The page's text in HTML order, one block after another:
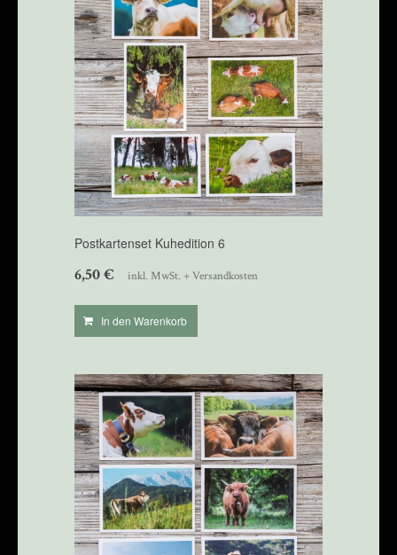
Postkartenset Kuhedition 6
6,50€ inkl. MwSt. + Versandkosten
In den Warenkorb